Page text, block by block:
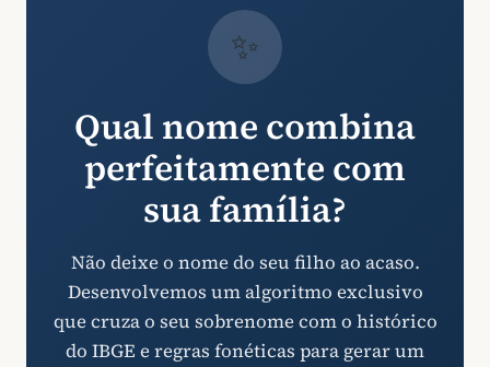
✨
Qual nome combina
perfeitamente com
sua família?
Não deixe o nome do seu filho ao acaso.
Desenvolvemos um algoritmo exclusivo
que cruza o seu sobrenome com o histórico
do IBGE e regras fonéticas para gerar um